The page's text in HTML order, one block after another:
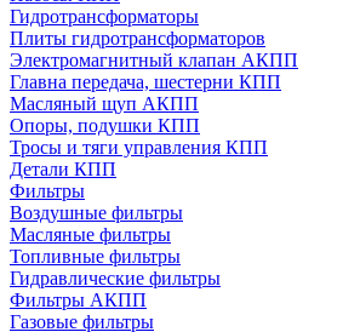
Гидротрансформаторы
Плиты гидротрансформаторов
Электромагнитный клапан АКПП
Главна передача, шестерни КПП
Масляный щуп АКПП
Опоры, подушки КПП
Тросы и тяги управления КПП
Детали КПП
Фильтры
Воздушные фильтры
Масляные фильтры
Топливные фильтры
Гидравлические фильтры
Фильтры АКПП
Газовые фильтры